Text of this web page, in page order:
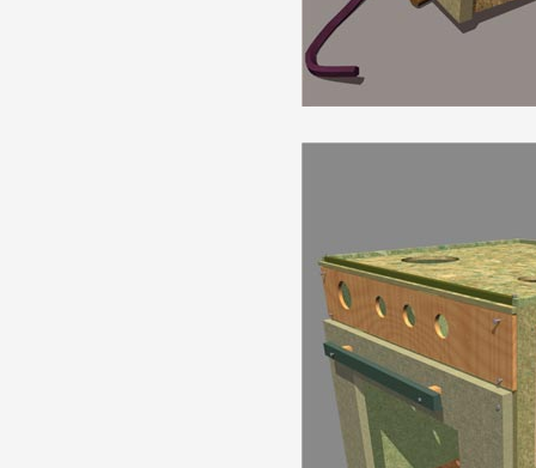
Année par année
Collection vidéos